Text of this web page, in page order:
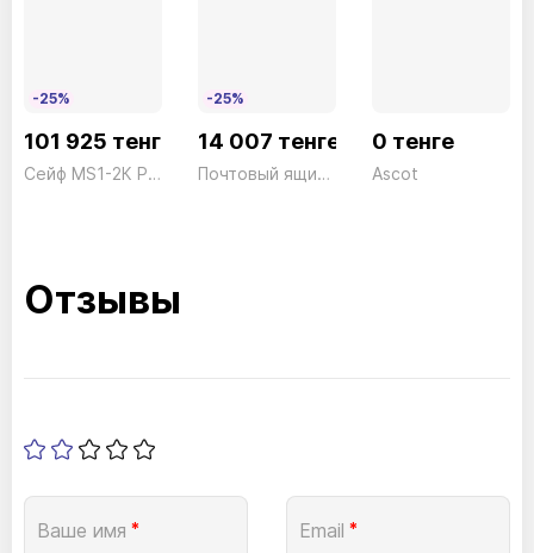
-25%
101 925 тенге
Сейф MS1-2К President ш409*г369*в357 40кг
-25%
14 007 тенге
Почтовый ящик + коробка Set Vario 86720 W
0 тенге
Ascot
Отзывы
Ваше имя * Email *